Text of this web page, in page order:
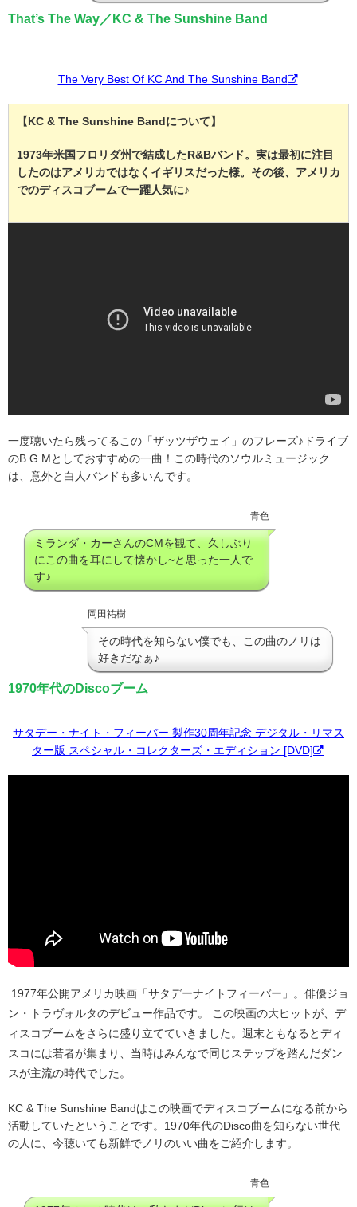
That’s The Way／KC & The Sunshine Band
The Very Best Of KC And The Sunshine Band
【KC & The Sunshine Bandについて】
1973年米国フロリダ州で結成したR&Bバンド。実は最初に注目
したのはアメリカではなくイギリスだった様。その後、アメリカ
でのディスコブームで一躍人気に♪
一度聴いたら残ってるこの「ザッツザウェイ」のフレーズ♪ドライブ
のB.G.Mとしておすすめの一曲！この時代のソウルミュージック
は、意外と白人バンドも多いんです。
青色
ミランダ・カーさんのCMを観て、久しぶり
にこの曲を耳にして懐かし~と思った一人で
す♪
岡田祐樹
その時代を知らない僕でも、この曲のノリは
好きだなぁ♪
1970年代のDiscoブーム
サタデー・ナイト・フィーバー 製作30周年記念 デジタル・リマス
ター版 スペシャル・コレクターズ・エディション [DVD]
1977年公開アメリカ映画「サタデーナイトフィーバー」。俳優ジョ
ン・トラヴォルタのデビュー作品です。 この映画の大ヒットが、デ
ィスコブームをさらに盛り立てていきました。週末ともなるとディ
スコには若者が集まり、当時はみんなで同じステップを踏んだダン
スが主流の時代でした。
KC & The Sunshine Bandはこの映画でディスコブームになる前から
活動していたということです。1970年代のDisco曲を知らない世代
の人に、今聴いても新鮮でノリのいい曲をご紹介します。
青色